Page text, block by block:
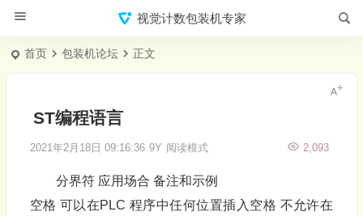
视觉计数包装机专家
首页 包装机论坛 正文
ST编程语言
2021年2月18日 09:16:36 9Y 2,093
阅读模式
分界符 应用场合 备注和示例
空格 可以在PLC 程序中任何位置插入空格 不允许在